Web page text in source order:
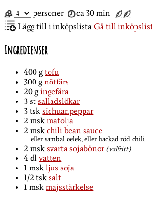
personer
ca 30 min
Lägg till i inköpslistaGå till
Ingredienser
400 g tofu
300 g nötfärs
20 g ingefära
3 st salladslökar
3 tsk sichuanpeppar
2 msk matolja
2 msk chili bean sauce
eller sambal oelek, eller hackad röd chili
2 msk svarta sojabönor(valfritt)
4 dl vatten
1 msk ljus soja
1/2 tsk salt
1 msk majsstärkelse